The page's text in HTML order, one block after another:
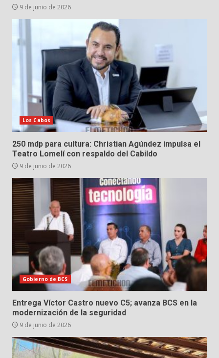
9 de junio de 2026
Los Cabos
250 mdp para cultura: Christian Agúndez impulsa el
Teatro Lomelí con respaldo del Cabildo
9 de junio de 2026
Gobierno de BCS
Entrega Víctor Castro nuevo C5; avanza BCS en la
modernización de la seguridad
9 de junio de 2026